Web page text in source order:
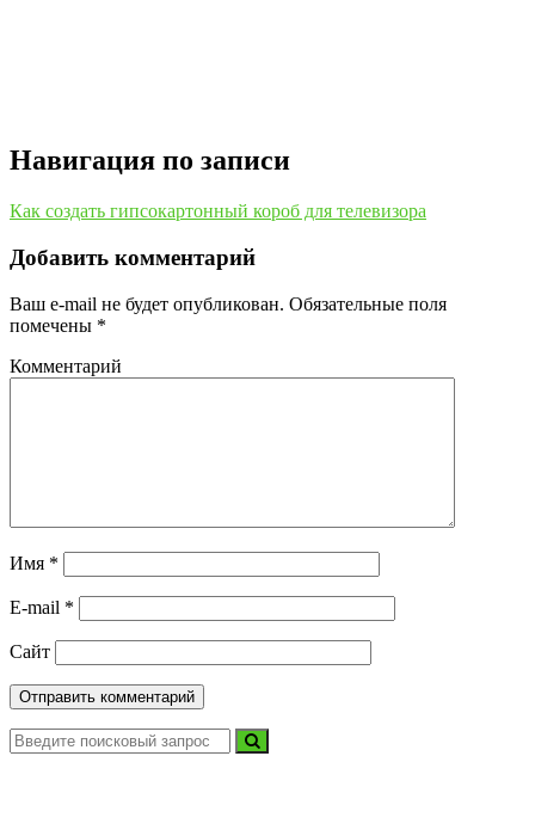
Навигация по записи
Как создать гипсокартонный короб для телевизора
Добавить комментарий
Ваш e-mail не будет опубликован. Обязательные поля
помечены *
Комментарий
Имя *
E-mail *
Сайт